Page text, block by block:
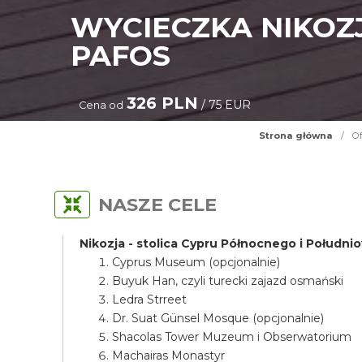
WYCIECZKA
PAFOS
Cena od 326 PLN / 75 EUR
Strona główna /
NASZE CELE
Nikozja - stolica Cypru Północnego i
Cyprus Museum (opcjonalnie)
Buyuk Han, czyli turecki zajazd osmański
Ledra Strreet
Dr. Suat Günsel Mosque (opcjonalnie)
Shacolas Tower Muzeum i Obserwatorium
Machairas Monastyr